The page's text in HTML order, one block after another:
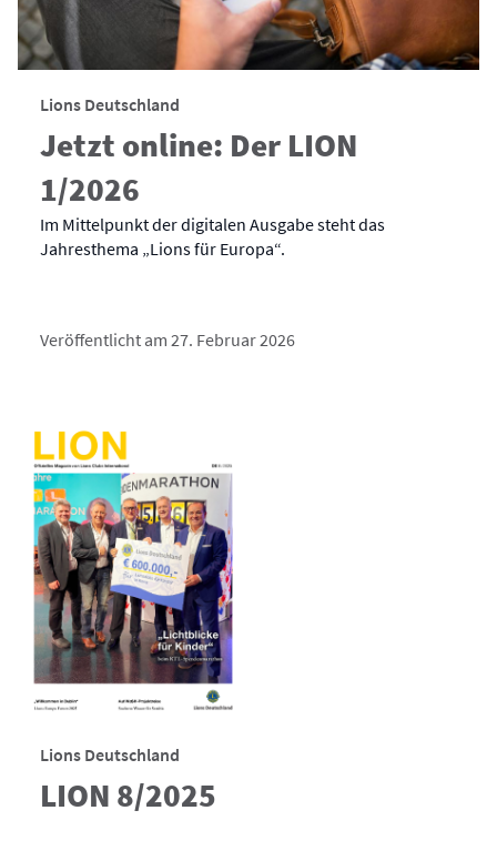
Lions Deutschland
Jetzt online: Der LION
1/2026
Im Mittelpunkt der digitalen Ausgabe steht das
Jahresthema „Lions für Europa“.
Veröffentlicht am 27. Februar 2026
Lions Deutschland
LION 8/2025